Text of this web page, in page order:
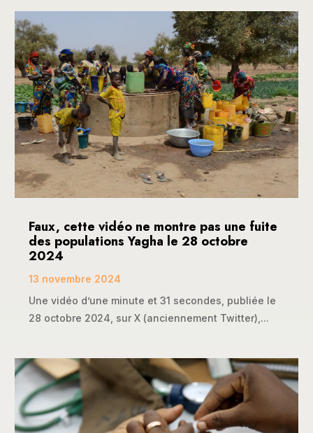
Faux, cette vidéo ne montre pas une fuite
des populations Yagha le 28 octobre
2024
13 novembre 2024
Une vidéo d’une minute et 31 secondes, publiée le
28 octobre 2024, sur X (anciennement Twitter),...